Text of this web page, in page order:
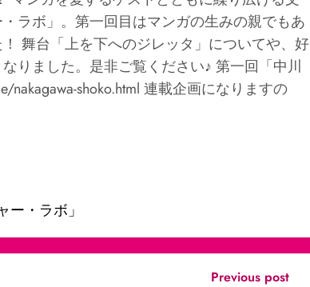
ラボ」。第一回目はマンガの生みの親でもあ
舞台「上を下へのジレッタ」についてや、好
りました。是非ご覧ください♪ 第一回「中川
shoko.html 連載企画になりますの
・ラボ」
Previous post